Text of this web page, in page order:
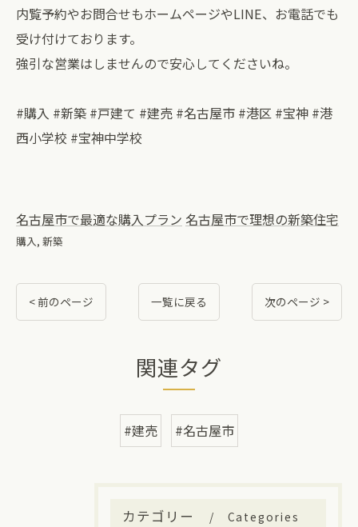
内覧予約やお問合せもホームページやLINE、お電話でも
受け付けております。
強引な営業はしませんので安心してくださいね。⁡
#購入 #新築 #戸建て #建売 #名古屋市 #港区 #宝神 #港
西小学校 #宝神中学校
名古屋市で最適な購入プラン 名古屋市で理想の新築住宅
購入 新築
< 前のページ 一覧に戻る 次のページ >
関連タグ
#建売 #名古屋市
カテゴリー Categories